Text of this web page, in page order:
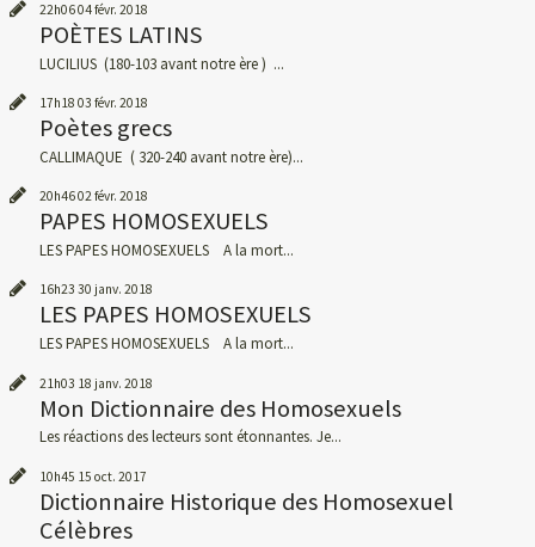
22h0604févr. 2018
POÈTES LATINS
LUCILIUS (180-103 avant notre ère ) ...
17h18 03 févr. 2018
Poètes grecs
CALLIMAQUE ( 320-240 avant notre ère)...
20h4602févr. 2018
PAPES HOMOSEXUELS
LES PAPES HOMOSEXUELS A la mort...
16h23 30 janv. 2018
LES PAPES HOMOSEXUELS
LES PAPES HOMOSEXUELS A la mort...
21h03 18 janv. 2018
Mon Dictionnaire des Homosexuels
Les réactions des lecteurs sont étonnantes. Je...
10h45 15 oct. 2017
Dictionnaire Historique des Homosexuel
Célèbres